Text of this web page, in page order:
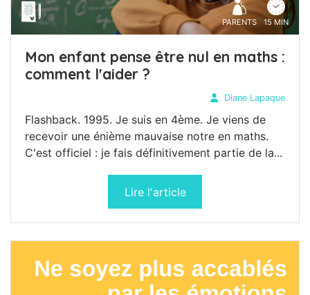
PARENTS 15 MIN
Mon enfant pense être nul en maths :
comment l'aider ?
Diane Lapaque
Flashback. 1995. Je suis en 4ème. Je viens de
recevoir une énième mauvaise notre en maths.
C'est officiel : je fais définitivement partie de la...
Lire l'article